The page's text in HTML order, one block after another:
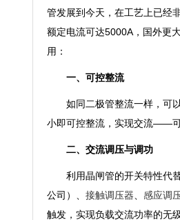
管发展到今天，在工艺上已经
额定电流可达5000A，国外更
用：
一、可控整流
如同二极管整流一样，可
小即可控整流，实现交流——
二、交流调压与调功
利用晶闸管的开关特性代
公司）、 接触调压器
感应调
触发，实现负载交流功率的